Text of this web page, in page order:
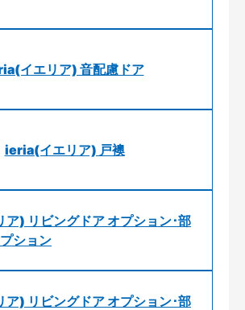
イエリア) 音配慮ドア
ieria(イエリア) 戸襖
) リビングドア オプション･部
ション
) リビングドア オプション･部